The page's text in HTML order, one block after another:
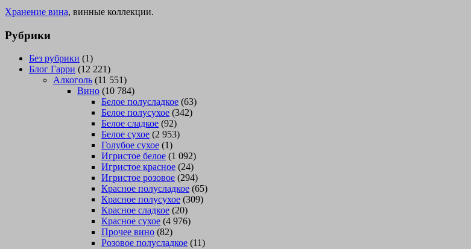
Хранение вина, винные коллекции.
Рубрики
Без рубрики (1)
Блог Гарри (12 221)
Алкоголь (11 551)
Вино (10 784)
Белое полусладкое (63)
Белое полусухое (342)
Белое сладкое (92)
Белое сухое (2 953)
Голубое сухое (1)
Игристое белое (1 092)
Игристое красное (24)
Игристое розовое (294)
Красное полусладкое (65)
Красное полусухое (309)
Красное сладкое (20)
Красное сухое (4 976)
Прочее вино (82)
Розовое полусладкое (11)